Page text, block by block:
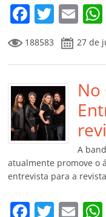
F
a
c
e
b
o
o
k
T
w
itt
er
E
m
ai
l
188583 27 de
No
A
atualmente promove o
entrevista para a
F T E